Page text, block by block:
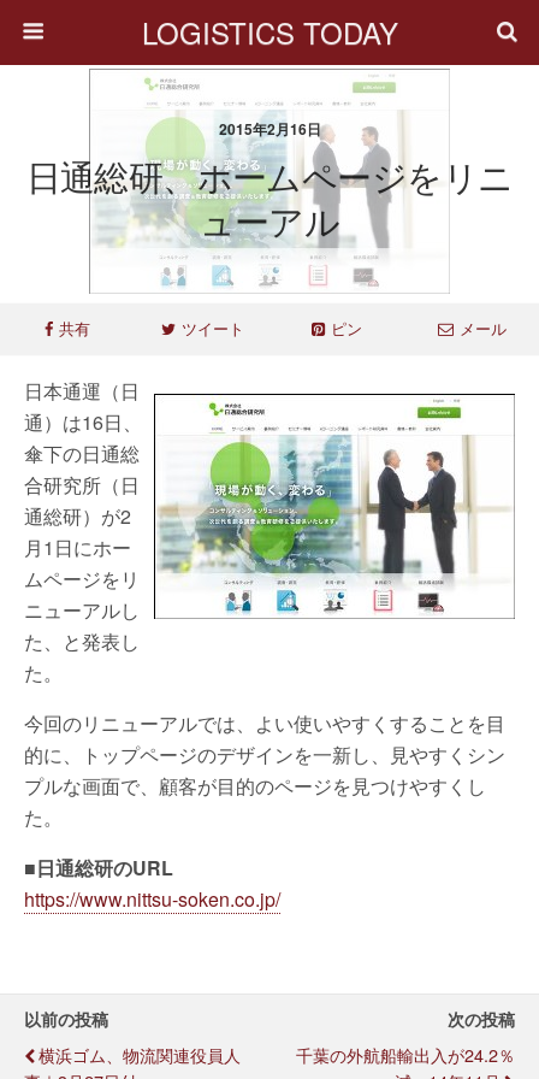
LOGISTICS TODAY
2015年2月16日
日通総研、ホームページをリニ
ューアル
共有 ツイート ピン メール
日本通運（日
通）は16日、
傘下の日通総
合研究所（日
通総研）が2
月1日にホー
ムページをリ
ニューアルし
た、と発表し
た。
今回のリニューアルでは、よい使いやすくすることを目
的に、トップページのデザインを一新し、見やすくシン
プルな画面で、顧客が目的のページを見つけやすくし
た。
■日通総研のURL
https://www.nittsu-soken.co.jp/
以前の投稿
横浜ゴム、物流関連役員人
次の投稿
千葉の外航船輸出入が24.2％